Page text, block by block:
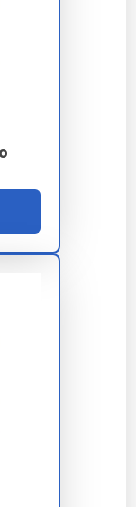
de preço que
da fórmula e
com opções
com ação